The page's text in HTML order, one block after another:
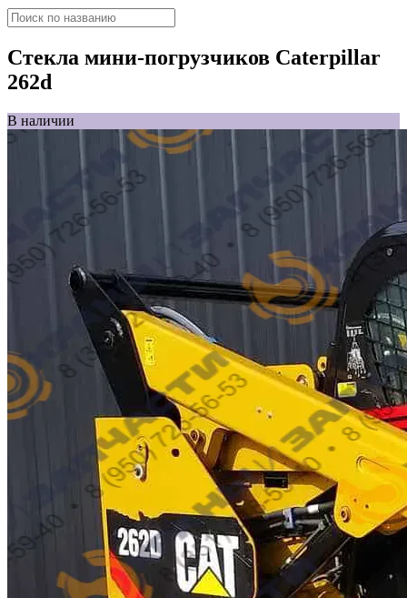
Стекла мини-погрузчиков Caterpillar
262d
В наличии